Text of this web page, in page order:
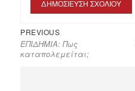
PREVIOUS
ΕΠΙΔΗΜΙΑ: Πως
καταπολεμείται;